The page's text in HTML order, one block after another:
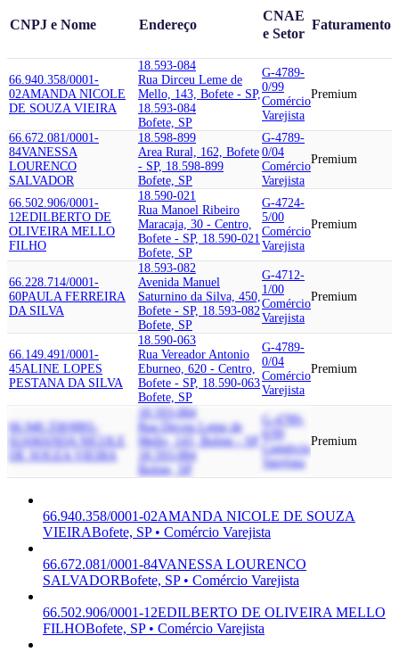
CNPJ e Nome Endereço
CNAE
e Setor
Faturamento
66.940.358/0001-
02AMANDA NICOLE
DE SOUZA VIEIRA
18.593-084
Rua Dirceu Leme de
Mello, 143, Bofete - SP,
18.593-084
Bofete, SP
G-4789-
0/99
Comércio
Varejista
Premium
66.672.081/0001-
84VANESSA
LOURENCO
SALVADOR
18.598-899
Area Rural, 162, Bofete
- SP, 18.598-899
Bofete, SP
G-4789-
0/04
Comércio
Varejista
Premium
66.502.906/0001-
12EDILBERTO DE
OLIVEIRA MELLO
FILHO
18.590-021
Rua Manoel Ribeiro
Maracaja, 30 - Centro,
Bofete - SP, 18.590-021
Bofete, SP
G-4724-
5/00
Comércio
Varejista
Premium
66.228.714/0001-
60PAULA FERREIRA
DA SILVA
18.593-082
Avenida Manuel
Saturnino da Silva, 450,
Bofete - SP, 18.593-082
Bofete, SP
G-4712-
1/00
Comércio
Varejista
Premium
66.149.491/0001-
45ALINE LOPES
PESTANA DA SILVA
18.590-063
Rua Vereador Antonio
Eburneo, 620 - Centro,
Bofete - SP, 18.590-063
Bofete, SP
G-4789-
0/04
Comércio
Varejista
Premium
66.940.358/0001-
02 AMANDA NICOLE
DE SOUZA VIEIRA
18.593-084
Rua Dirceu Leme de
Mello, 143, Bofete - SP,
18.593-084
Bofete, SP
G-4789-
Comércio
Varejista
Premium
66.940.358/0001-02AMANDA NICOLE DE SOUZA
VIEIRABofete, SP • Comércio Varejista
66.672.081/0001-84VANESSA LOURENCO
SALVADORBofete, SP • Comércio Varejista
66.502.906/0001-12EDILBERTO DE OLIVEIRA MELLO
FILHOBofete, SP • Comércio Varejista